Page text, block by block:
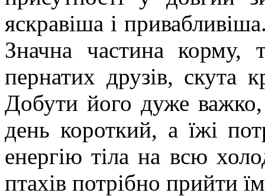
яскравіша і
Значна частина корму,
пернатих друзів, скута
Добути його дуже важко,
день короткий, а їжі
енергію тіла на всю
птахів потрібно прийти